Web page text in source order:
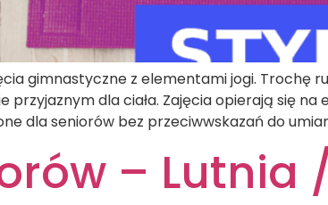
gimnastyczne z elementami jogi. Trochę
przyjaznym dla ciała. Zajęcia opierają się
dla seniorów bez przeciwwskazań do
– Lutnia